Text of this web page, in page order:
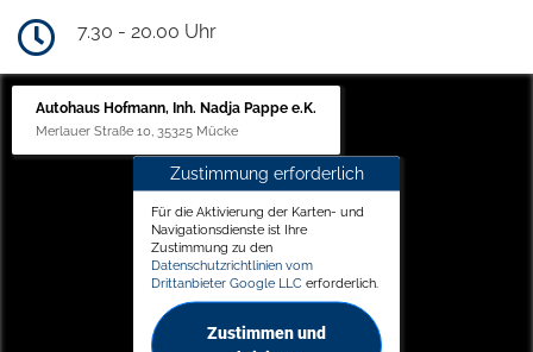
7.30 - 20.00 Uhr
Autohaus Hofmann, Inh. Nadja Pappe e.K.
Merlauer Straße 10, 35325 Mücke
Zustimmung erforderlich
Für die Aktivierung der Karten- und
Navigationsdienste ist Ihre
Zustimmung zu den
Datenschutzrichtlinien vom
Drittanbieter Google LLC erforderlich.
Zustimmen und